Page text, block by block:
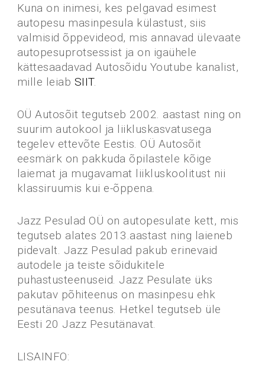
Kuna on inimesi, kes pelgavad esimest
autopesu masinpesula külastust, siis
valmisid õppevideod, mis annavad ülevaate
autopesuprotsessist ja on igaühele
kättesaadavad Autosõidu Youtube kanalist,
mille leiab SIIT.
OÜ Autosõit tegutseb 2002. aastast ning on
suurim autokool ja liikluskasvatusega
tegelev ettevõte Eestis. OÜ Autosõit
eesmärk on pakkuda õpilastele kõige
laiemat ja mugavamat liikluskoolitust nii
klassiruumis kui e-õppena.
Jazz Pesulad OÜ on autopesulate kett, mis
tegutseb alates 2013.aastast ning laieneb
pidevalt. Jazz Pesulad pakub erinevaid
autodele ja teiste sõidukitele
puhastusteenuseid. Jazz Pesulate üks
pakutav põhiteenus on masinpesu ehk
pesutänava teenus. Hetkel tegutseb üle
Eesti 20 Jazz Pesutänavat.
LISAINFO: